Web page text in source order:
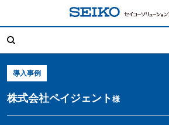
索:
導入事例
株式会社ペイジェント 様